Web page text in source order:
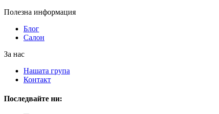
Полезна информация
Блог
Салон
За нас
Нашата група
Контакт
Последвайте ни: